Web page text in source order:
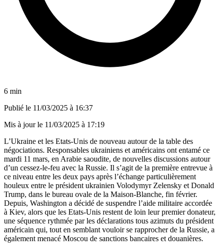
6 min
Publié le 11/03/2025 à 16:37
Mis à jour le 11/03/2025 à 17:19
L’Ukraine et les Etats-Unis de nouveau autour de la table des
négociations. Responsables ukrainiens et américains ont entamé ce
mardi 11 mars, en Arabie saoudite, de nouvelles discussions autour
d’un cessez-le-feu avec la Russie. Il s’agit de la première entrevue à
ce niveau entre les deux pays après l’échange particulièrement
houleux entre le président ukrainien Volodymyr Zelensky et Donald
Trump, dans le bureau ovale de la Maison-Blanche, fin février.
Depuis, Washington a décidé de suspendre l’aide militaire accordée
à Kiev, alors que les Etats-Unis restent de loin leur premier donateur,
une séquence rythmée par les déclarations tous azimuts du président
américain qui, tout en semblant vouloir se rapprocher de la Russie, a
également menacé Moscou de sanctions bancaires et douanières.